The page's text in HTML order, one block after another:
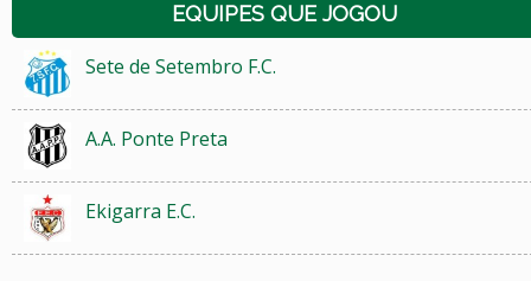
EQUIPES QUE JOGOU
Sete de Setembro F.C.
A.A. Ponte Preta
Ekigarra E.C.